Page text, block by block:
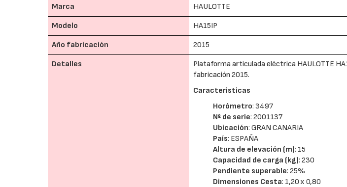
Marca HAULOTTE
Modelo HA15IP
Año fabricación 2015
Detalles
Plataforma articulada eléctrica HAULOTTE
fabricación 2015.
Caracteristicas
Horómetro: 3497
Nº de serie: 2001137
Ubicación: GRAN CANARIA
País: ESPAÑA
Altura de elevación (m): 15
Capacidad de carga (kg): 230
Pendiente superable: 25%
Dimensiones Cesta: 1,20 x 0,80